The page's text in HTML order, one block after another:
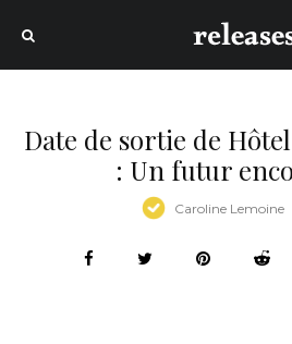
Date de sortie de
: Un futur
Caroline Lemoine